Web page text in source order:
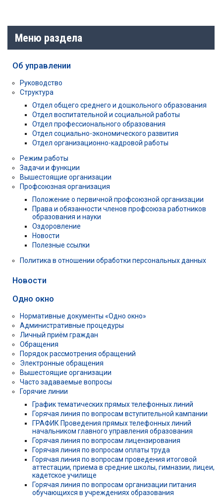
Меню раздела
Об управлении
Руководство
Структура
Отдел общего среднего и дошкольного образования
Отдел воспитательной и социальной работы
Отдел профессионального образования
Отдел социально-экономического развития
Отдел организационно-кадровой работы
Режим работы
Задачи и функции
Вышестоящие организации
Профсоюзная организация
Положение о первичной профсоюзной организации
Права и обязанности членов профсоюза работников
образования и науки
Оздоровление
Новости
Полезные ссылки
Политика в отношении обработки персональных данных
Новости
Одно окно
Нормативные документы «Одно окно»
Административные процедуры
Личный приём граждан
Обращения
Порядок рассмотрения обращений
Электронные обращения
Вышестоящие организации
Часто задаваемые вопросы
Горячие линии
График тематических прямых телефонных линий
Горячая линия по вопросам вступительной кампании
ГРАФИК Проведения прямых телефонных линий
начальником главного управления образования
Горячая линия по вопросам лицензирования
Горячая линия по вопросам оплаты труда
Горячая линия по вопросам проведения итоговой
аттестации, приема в средние школы, гимназии, лицеи,
кадетское училище
Горячая линия по вопросам организации питания
обучающихся в учреждениях образования